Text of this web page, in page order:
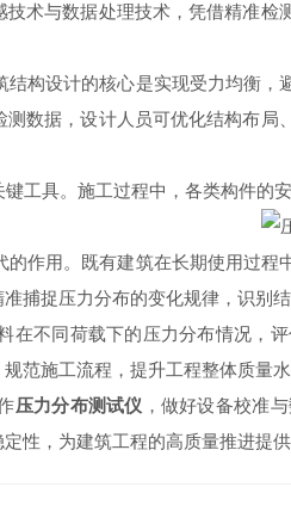
术与数据处理技术，凭借精准
构设计的核心是实现受力均衡
数据，设计人员可优化结构布
工具。施工过程中，各类构件的
作用。既有建筑在长期使用过
捕捉压力分布的变化规律，识别
不同荷载下的压力分布情况，
范施工流程，提升工程整体质量水
压力分布测试仪 ，做好设备校准
性，为建筑工程的高质量推进提